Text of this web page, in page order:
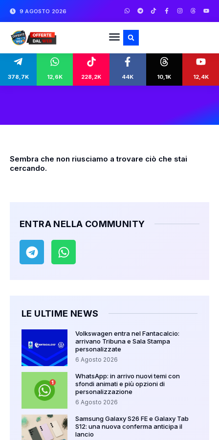
9 AGOSTO 2026
378,7K 12,6K 228,2K 44K 10,1K 12,4K
Sembra che non riusciamo a trovare ciò che stai
cercando.
ENTRA NELLA COMMUNITY
LE ULTIME NEWS
Volkswagen entra nel Fantacalcio:
arrivano Tribuna e Sala Stampa
personalizzate
6 Agosto 2026
WhatsApp: in arrivo nuovi temi con
sfondi animati e più opzioni di
personalizzazione
6 Agosto 2026
Samsung Galaxy S26 FE e Galaxy Tab
S12: una nuova conferma anticipa il
lancio